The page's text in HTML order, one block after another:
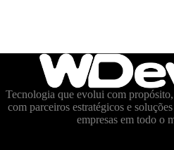
Tecnologia que evolui com
com parceiros estratégicos e
empresas em todo o